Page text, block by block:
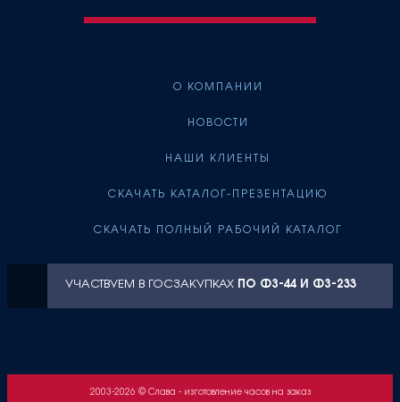
О КОМПАНИИ
НОВОСТИ
НАШИ КЛИЕНТЫ
СКАЧАТЬ КАТАЛОГ-ПРЕЗЕНТАЦИЮ
СКАЧАТЬ ПОЛНЫЙ РАБОЧИЙ КАТАЛОГ
УЧАСТВУЕМ В ГОСЗАКУПКАХ ПО ФЗ-44 И ФЗ-233
2003-2026 © Слава - изготовление часов на заказ